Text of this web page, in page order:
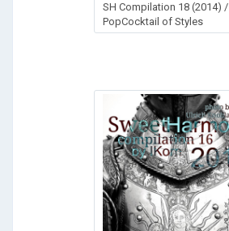
SH Compilation 18 (2014) /
PopCocktail of Styles